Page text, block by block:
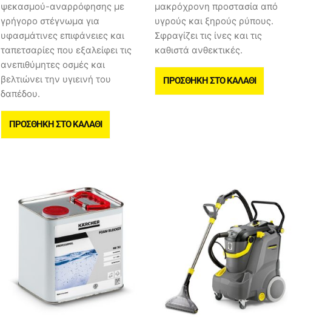
ψεκασμού-αναρρόφησης με
γρήγορο στέγνωμα για
υφασμάτινες επιφάνειες και
ταπετσαρίες που εξαλείφει τις
ανεπιθύμητες οσμές και
βελτιώνει την υγιεινή του
δαπέδου.
ΠΡΟΣΘΉΚΗ ΣΤΟ ΚΑΛΆΘΙ
μακρόχρονη προστασία από
υγρούς και ξηρούς ρύπους.
Σφραγίζει τις ίνες και τις
καθιστά ανθεκτικές.
ΠΡΟΣΘΉΚΗ ΣΤΟ ΚΑΛΆΘΙ